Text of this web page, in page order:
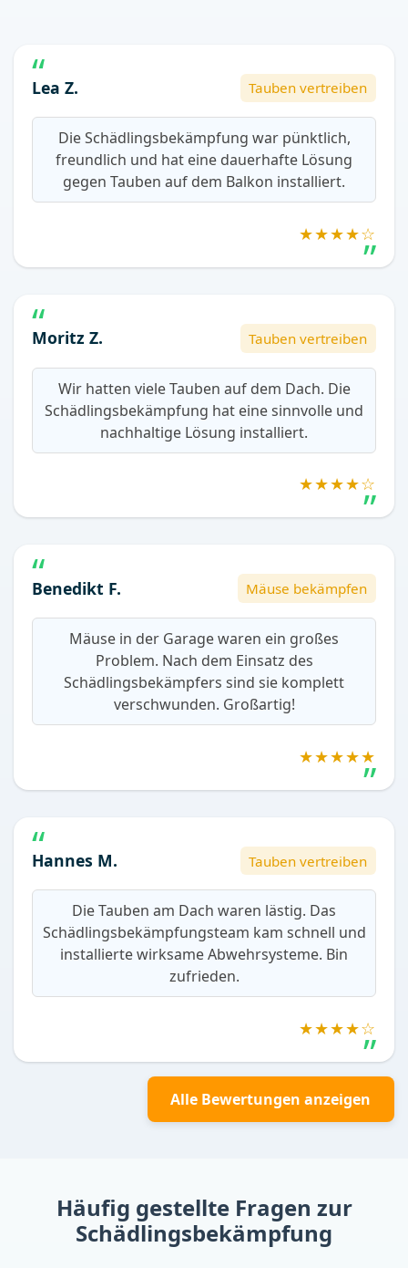
Lea Z. Tauben vertreiben
Die Schädlingsbekämpfung war pünktlich,
freundlich und hat eine dauerhafte Lösung
gegen Tauben auf dem Balkon installiert.
★★★★☆
Moritz Z. Tauben vertreiben
Wir hatten viele Tauben auf dem Dach. Die
Schädlingsbekämpfung hat eine sinnvolle und
nachhaltige Lösung installiert.
★★★★☆
Benedikt F. Mäuse bekämpfen
Mäuse in der Garage waren ein großes
Problem. Nach dem Einsatz des
Schädlingsbekämpfers sind sie komplett
verschwunden. Großartig!
★★★★★
Hannes M. Tauben vertreiben
Die Tauben am Dach waren lästig. Das
Schädlingsbekämpfungsteam kam schnell und
installierte wirksame Abwehrsysteme. Bin
zufrieden.
★★★★☆
Alle Bewertungen anzeigen
Häufig gestellte Fragen zur
Schädlingsbekämpfung